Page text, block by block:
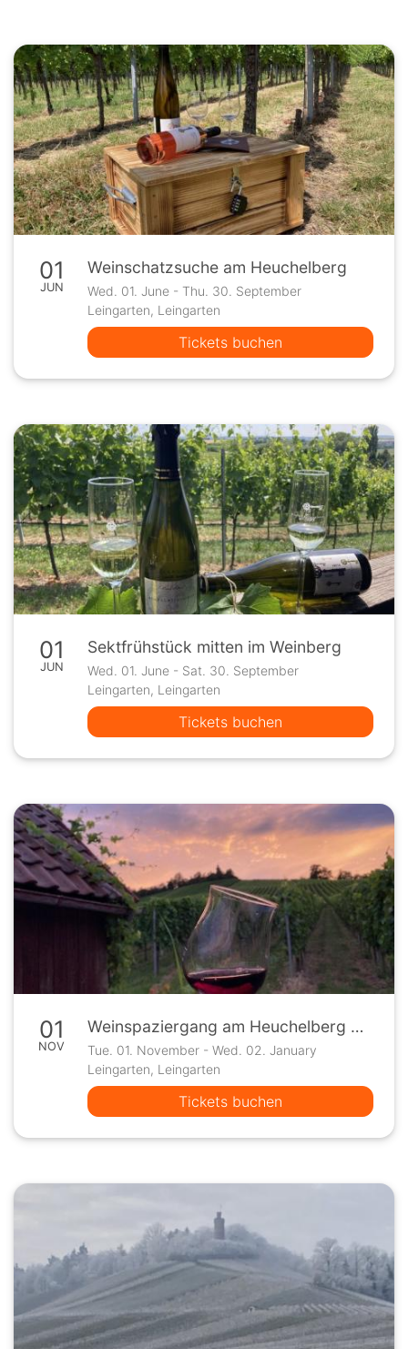
01
JUN
Weinschatzsuche am Heuchelberg
Wed. 01. June - Thu. 30. September
Leingarten, Leingarten
Tickets buchen
01
JUN
Sektfrühstück mitten im Weinberg
Wed. 01. June - Sat. 30. September
Leingarten, Leingarten
Tickets buchen
01
NOV
Weinspaziergang am Heuchelberg mit abschließendem Grillen am Wengerthäusle
Tue. 01. November - Wed. 02. January
Leingarten, Leingarten
Tickets buchen